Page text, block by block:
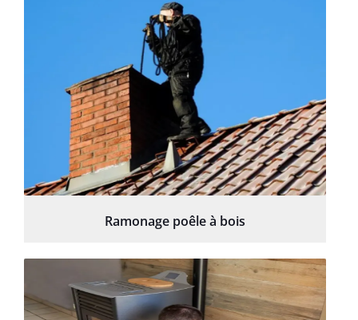
Ramonage poêle à bois